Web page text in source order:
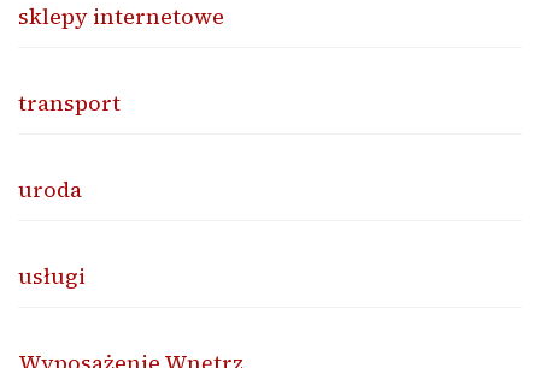
sklepy internetowe
transport
uroda
usługi